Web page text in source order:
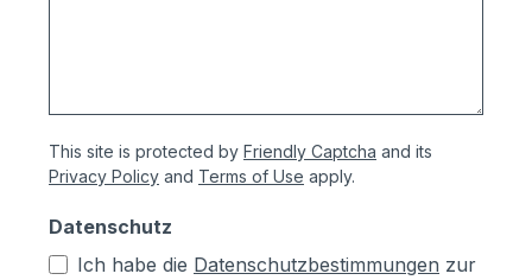
This site is protected by Friendly Captcha and its
Privacy Policy and Terms of Use apply.
Datenschutz
Ich habe die Datenschutzbestimmungen zur